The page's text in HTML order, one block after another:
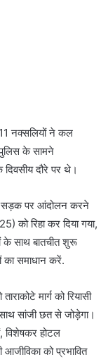
नक्सलियों ने कल
के सामने
दौरे पर थे।
सड़क पर आंदोलन करने
को रिहा कर दिया गया,
के साथ बातचीत शुरू
का समाधान करें.
मार्ग को रियासी
सांजी छत से जोड़ेगा।
विशेषकर होटल
को प्रभावित